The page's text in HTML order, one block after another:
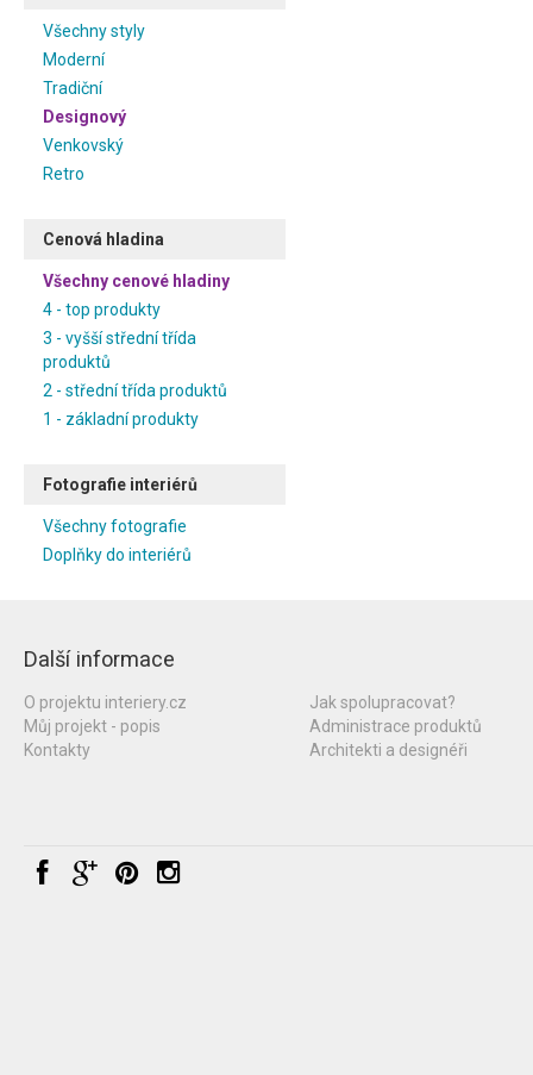
Všechny styly
Moderní
Tradiční
Designový
Venkovský
Retro
Cenová hladina
Všechny cenové hladiny
4 - top produkty
3 - vyšší střední třída
produktů
2 - střední třída produktů
1 - základní produkty
Fotografie interiérů
Všechny fotografie
Doplňky do interiérů
Další informace
O projektu interiery.cz
Můj projekt - popis
Kontakty
Jak spolupracovat?
Administrace produktů
Architekti a designéři